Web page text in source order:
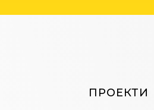
ПРОЕКТИ